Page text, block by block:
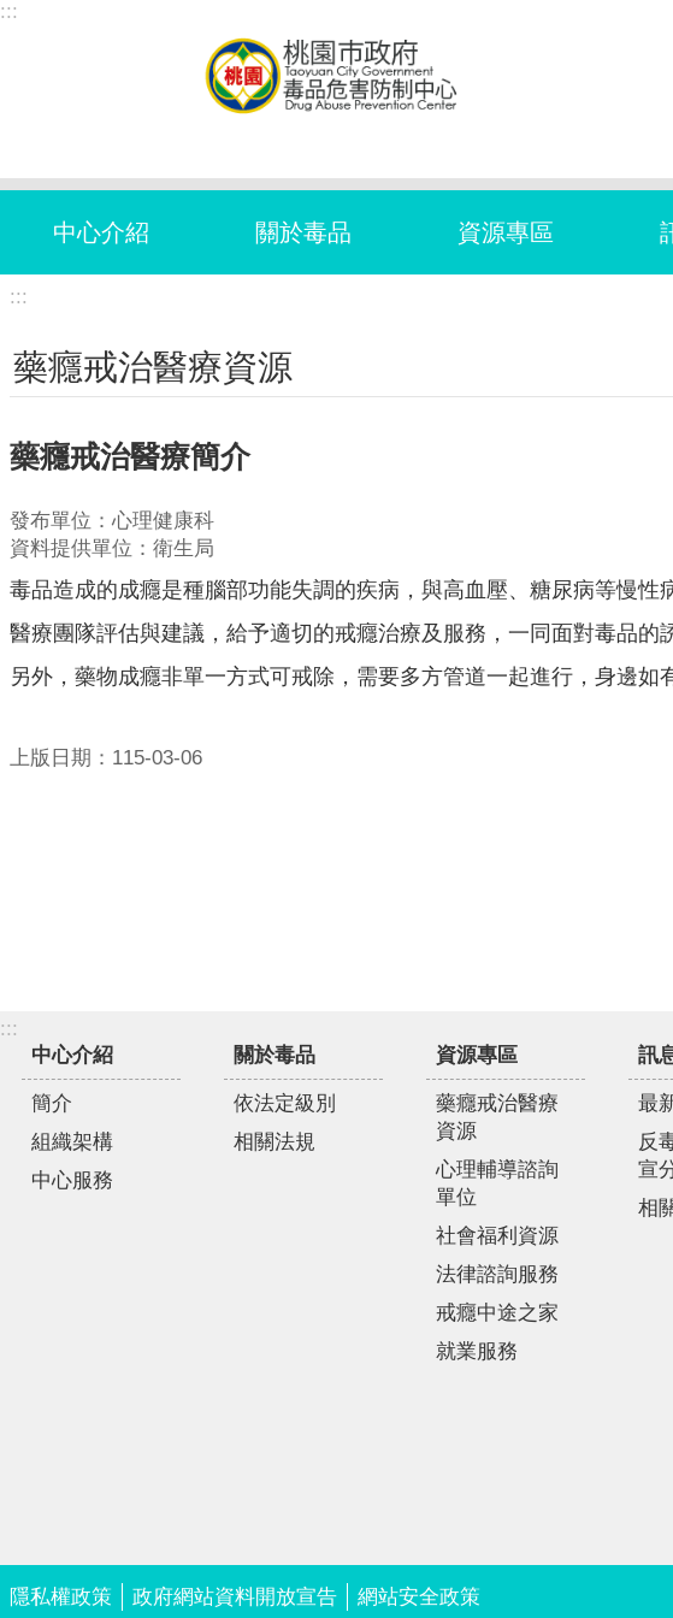
跳到主要內容區塊
:::
中心介紹 關於毒品 資源專區
:::
藥癮戒治醫療資源
藥癮戒治醫療簡介
發布單位：心理健康科
資料提供單位：衛生局
毒品造成的成癮是種腦部功能失調的疾病，與高血壓、糖尿病等慢
醫療團隊評估與建議，給予適切的戒癮治療及服務，一同面對毒品的
另外，藥物成癮非單一方式可戒除，需要多方管道一起進行，身邊
上版日期：115-03-06
:::
中心介紹
簡介
組織架構
中心服務
關於毒品
依法定級別
相關法規
資源專區
藥癮戒治醫療
資源
心理輔導諮詢
單位
社會福利資源
法律諮詢服務
戒癮中途之家
就業服務
訊
最
反
宣
相
隱私權政策 政府網站資料開放宣告 網站安全政策